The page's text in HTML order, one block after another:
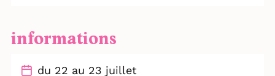
espaces où passé, présent et futur
coexistent. Conscience unique divisée en
langues (français, italien, allemand et
informations
du 22 au 23 juillet